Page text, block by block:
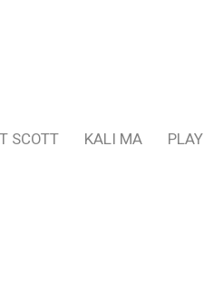
SCOTT KALI MA